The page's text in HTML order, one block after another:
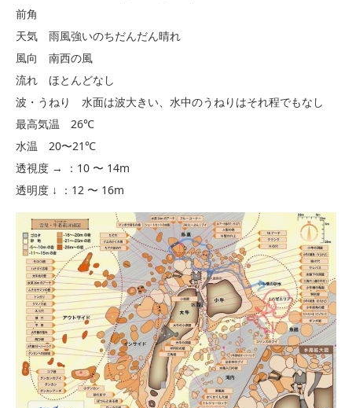
前角
天気 雨風強いのちだんだん晴れ
風向 南西の風
流れ ほとんどなし
波・うねり 水面は波大きい、水中のうねりはそれ程でもなし
最高気温 26℃
水温 20〜21℃
透視度 → ：10 〜 14m
透明度 ↓ ：12 〜 16m